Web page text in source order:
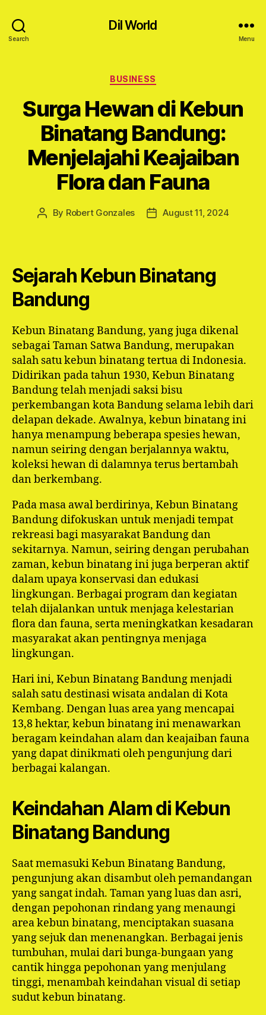
Search
Dil World
Menu
Categories
BUSINESS
Surga Hewan di Kebun
Binatang Bandung:
Menjelajahi Keajaiban
Flora dan Fauna
Post
By Robert Gonzales
PostAugust 11, 2024
Sejarah Kebun Binatang
Bandung
Kebun Binatang Bandung, yang juga dikenal
sebagai Taman Satwa Bandung, merupakan
salah satu kebun binatang tertua di Indonesia.
Didirikan pada tahun 1930, Kebun Binatang
Bandung telah menjadi saksi bisu
perkembangan kota Bandung selama lebih dari
delapan dekade. Awalnya, kebun binatang ini
hanya menampung beberapa spesies hewan,
namun seiring dengan berjalannya waktu,
koleksi hewan di dalamnya terus bertambah
dan berkembang.
Pada masa awal berdirinya, Kebun Binatang
Bandung difokuskan untuk menjadi tempat
rekreasi bagi masyarakat Bandung dan
sekitarnya. Namun, seiring dengan perubahan
zaman, kebun binatang ini juga berperan aktif
dalam upaya konservasi dan edukasi
lingkungan. Berbagai program dan kegiatan
telah dijalankan untuk menjaga kelestarian
flora dan fauna, serta meningkatkan kesadaran
masyarakat akan pentingnya menjaga
lingkungan.
Hari ini, Kebun Binatang Bandung menjadi
salah satu destinasi wisata andalan di Kota
Kembang. Dengan luas area yang mencapai
13,8 hektar, kebun binatang ini menawarkan
beragam keindahan alam dan keajaiban fauna
yang dapat dinikmati oleh pengunjung dari
berbagai kalangan.
Keindahan Alam di Kebun
Binatang Bandung
Saat memasuki Kebun Binatang Bandung,
pengunjung akan disambut oleh pemandangan
yang sangat indah. Taman yang luas dan asri,
dengan pepohonan rindang yang menaungi
area kebun binatang, menciptakan suasana
yang sejuk dan menenangkan. Berbagai jenis
tumbuhan, mulai dari bunga-bungaan yang
cantik hingga pepohonan yang menjulang
tinggi, menambah keindahan visual di setiap
sudut kebun binatang.